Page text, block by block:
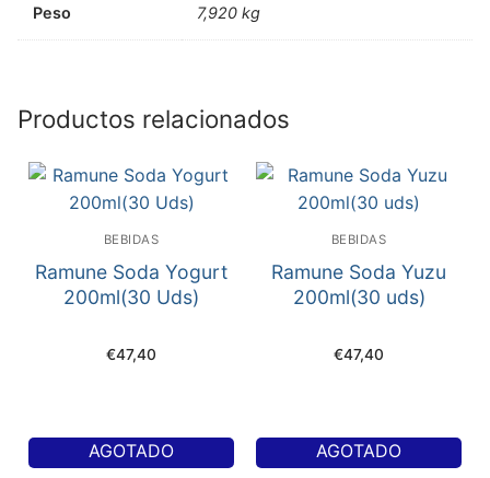
Peso 7,920 kg
Productos relacionados
BEBIDAS
Ramune Soda Yogurt
200ml(30 Uds)
€47,40
AGOTADO
BEBIDAS
Ramune Soda Yuzu
200ml(30 uds)
€47,40
AGOTADO